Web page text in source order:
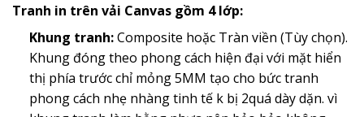
Tranh in trên vải Canvas gồm 4 lớp:
Khung tranh:Composite hoặc Tràn viền (Tùy chọn).
Khung đóng theo phong cách hiện đại với mặt hiển
thị phía trước chỉ mỏng 5MM tạo cho bức tranh
phong cách nhẹ nhàng tinh tế k bị 2quá dày dặn. vì